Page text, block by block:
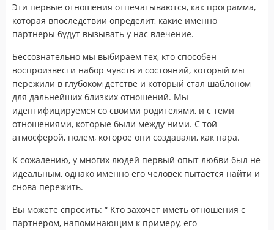
Эти первые отношения отпечатываются, как программа,
которая впоследствии определит, какие именно
партнеры будут вызывать у нас влечение.
Бессознательно мы выбираем тех, кто способен
воспроизвести набор чувств и состояний, который мы
пережили в глубоком детстве и который стал шаблоном
для дальнейших близких отношений. Мы
идентифицируемся со своими родителями, и с теми
отношениями, которые были между ними. С той
атмосферой, полем, которое они создавали, как пара.
К сожалению, у многих людей первый опыт любви был не
идеальным, однако именно его человек пытается найти и
снова пережить.
Вы можете спросить: “ Кто захочет иметь отношения с
партнером, напоминающим к примеру, его